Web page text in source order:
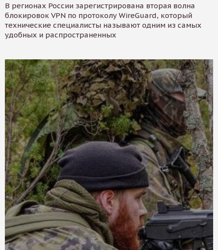
В регионах России зарегистрирована вторая волна
блокировок VPN по протоколу WireGuard, который
технические специалисты называют одним из самых
удобных и распространенных